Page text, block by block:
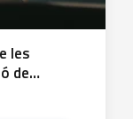
les
de